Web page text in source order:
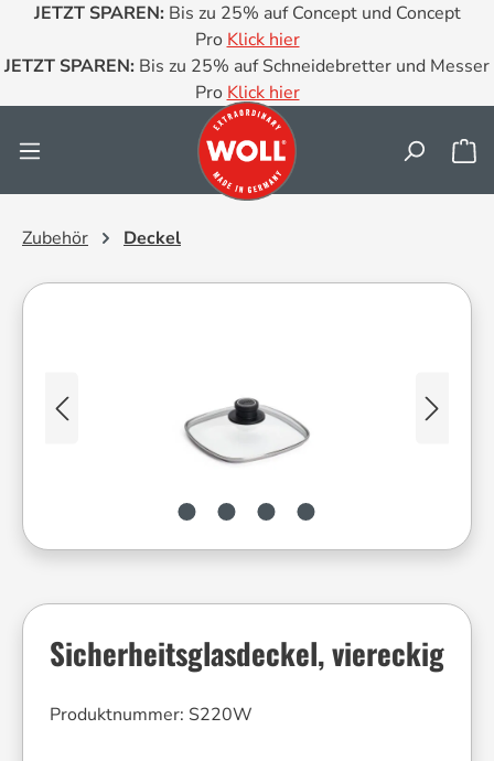
Zum Hauptinhalt springen
JETZT SPAREN: Bis zu 25% auf Concept und Concept
Pro Klick hier
JETZT SPAREN: Bis zu 25% auf Schneidebretter und Messer
Pro Klick hier
Zubehör Deckel
Sicherheitsglasdeckel, viereckig
Produktnummer: S220W